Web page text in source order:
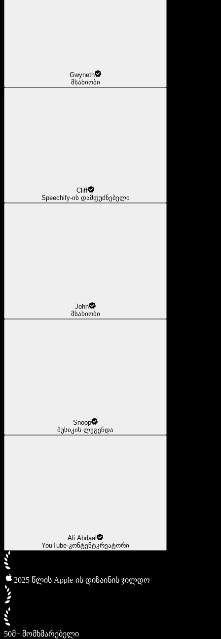
Gwyneth
მსახიობი
Cliff
Speechify-ის დამფუძნებელი
John
მსახიობი
Snoop
მუსიკის ლეგენდა
Ali Abdaal
YouTube-კონტენტკრეატორი
2025 წლის Apple-ის დიზაინის ჯილდო
50მ+ მომხმარებელი